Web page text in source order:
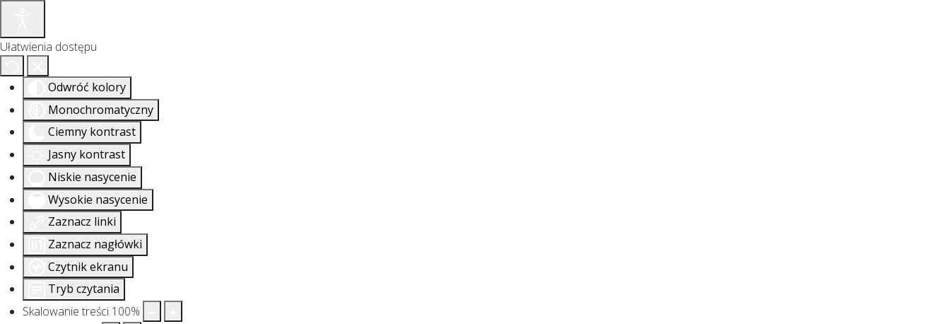
Ułatwienia dostępu
Odwróć kolory
Monochromatyczny
Ciemny kontrast
Jasny kontrast
Niskie nasycenie
Wysokie nasycenie
Zaznacz linki
Zaznacz nagłówki
Czytnik ekranu
Tryb czytania
Skalowanie treści 100%